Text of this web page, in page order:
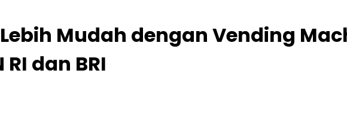
Mudah dengan Vending
dan BRI